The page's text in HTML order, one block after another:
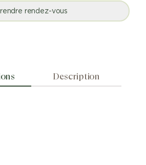
rendez-vous
Description